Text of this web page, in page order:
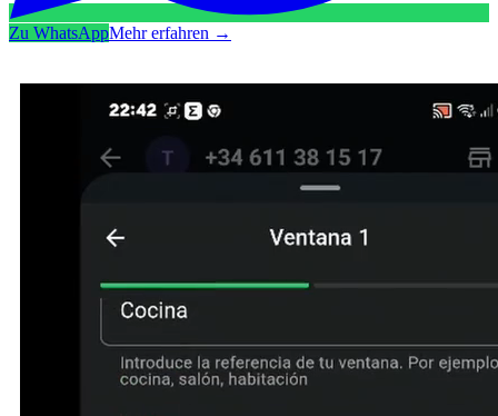
Zu WhatsAppMehr erfahren →